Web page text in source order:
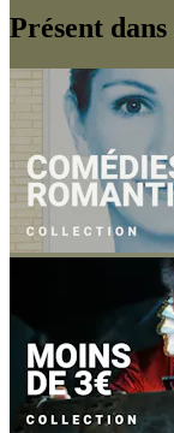
Présent